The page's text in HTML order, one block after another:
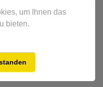
um Ihnen das
bieten.